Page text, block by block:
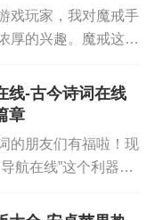
使用以下渠道：
CoinGecko、Trad
戏玩家，我对魔戒手
厚的兴趣。魔戒这个
，一直是游戏改编的
机游戏很好地将魔戒
线-古今诗词在线
章
的朋友们有福啦！现
航在线”这个利器，
可是中华传统文化的